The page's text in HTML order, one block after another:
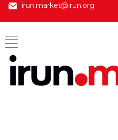
irun.market@irun.org